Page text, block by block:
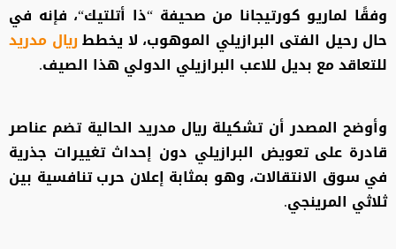
وفقًا لماريو كورتيجانا من صحيفة “ذا أتلتيك“، فإنه في
حال رحيل الفتى البرازيلي الموهوب، لا يخططريال مدريد
للتعاقد مع بديل للاعب البرازيلي الدولي هذا الصيف.
وأوضح المصدر أن تشكيلة ريال مدريد الحالية تضم عناصر
قادرة على تعويض البرازيلي دون إحداث تغييرات جذرية
في سوق الانتقالات، وهو بمثابة إعلان حرب تنافسية بين
ثلاثي المرينجي.